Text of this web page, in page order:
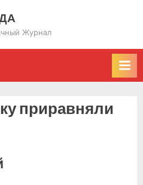
Журнал
приравняли